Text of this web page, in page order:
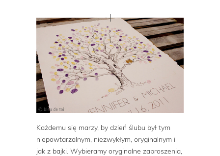
Każdemu się marzy, by dzień ślubu był tym
niepowtarzalnym, niezwykłym, oryginalnym i
jak z bajki. Wybieramy oryginalne zaproszenia,